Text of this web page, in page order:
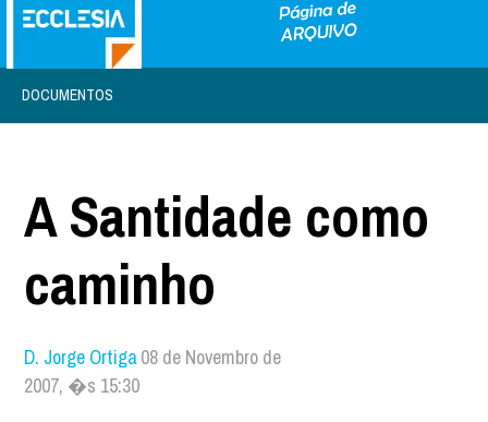
DOCUMENTOS
A Santidade como
caminho
D. Jorge Ortiga08 de Novembro de
2007, �s 15:30